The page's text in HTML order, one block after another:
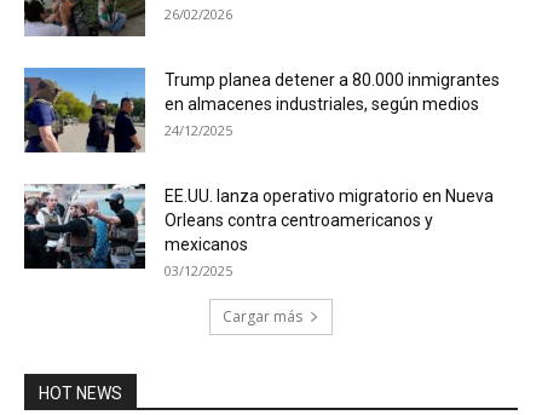
26/02/2026
Trump planea detener a 80.000 inmigrantes
en almacenes industriales, según medios
24/12/2025
EE.UU. lanza operativo migratorio en Nueva
Orleans contra centroamericanos y
mexicanos
03/12/2025
Cargar más
HOT NEWS